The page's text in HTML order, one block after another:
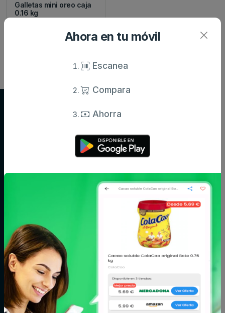
Galletas mini oreo caja
0.16 kg
1.95 €Ahora en tu móvil
Escanea
Compara
Ahorra
Arroz,
legumbres y
pasta
chocolate
Bebé
Bodega
Cacao, café e
infusiones
Cereales y
galletas
Charcutería y
quesos
Congelados